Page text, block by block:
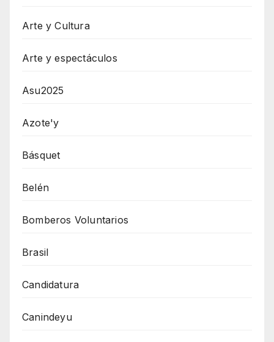
Arte y Cultura
Arte y espectáculos
Asu2025
Azote'y
Básquet
Belén
Bomberos Voluntarios
Brasil
Candidatura
Canindeyu